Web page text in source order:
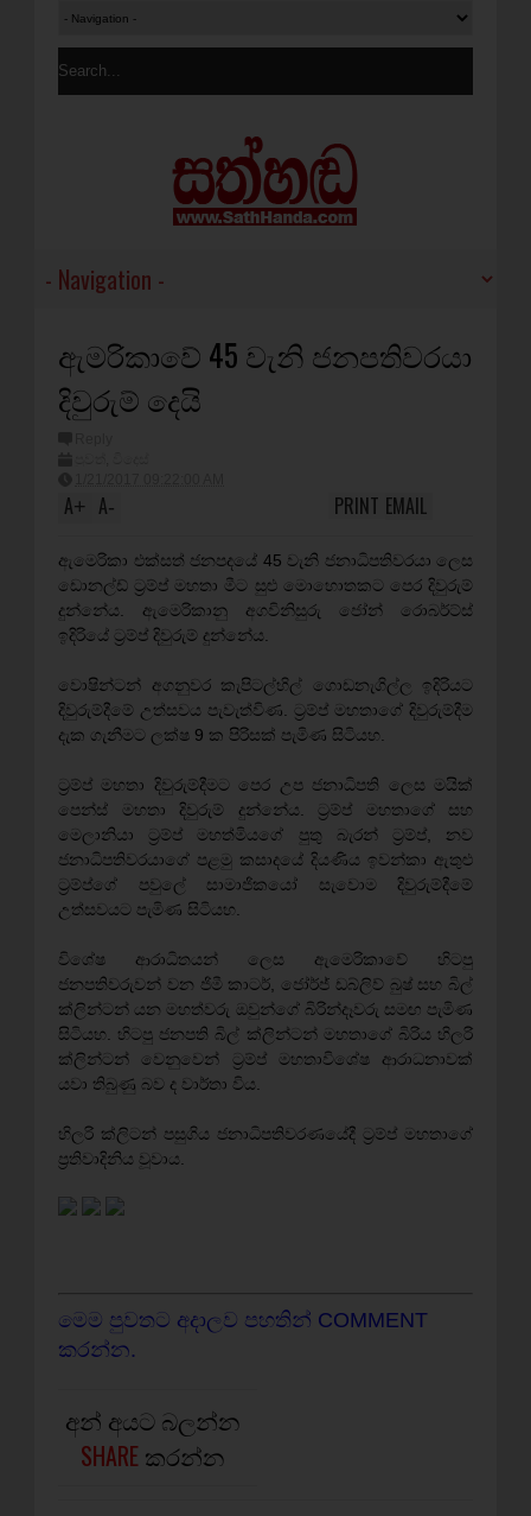
ඇමරිකාවේ 45 වැනි ජනපතිවරයා
දිවුරුම් දෙයි
A+ A- EMAIL
PRINT
ඇමෙරිකා එක්සත් ජනපදයේ 45 වැනි ජනාධිපතිවරයා ලෙස
ඩොනල්ඩ් ට්‍රම්ප් මහතා මීට සුළු මොහොතකට පෙර දිවුරුම්
දුන්නේය. ඇමෙරිකානු අගවිනිසුරු ජෝන් රොබර්ට්ස්
ඉදිරියේ ට්‍රම්ප් දිවුරුම් දුන්නේය.
වොෂින්ටන් අගනුවර කැපිටල්හිල් ගොඩනැගිල්ල ඉදිරියට
දිවුරුම්දීමේ උත්සවය පැවැත්විණ. ට්‍රම්ප් මහතාගේ දිවුරුම්දීම
දැක ගැනීමට ලක්ෂ 9 ක පිරිසක් පැමිණ සිටියහ.
ට්‍රම්ප් මහතා දිවුරුම්දීමට පෙර උප ජනාධිපති ලෙස මයික්
පෙන්ස් මහතා දිවුරුම් දුන්නේය. ට්‍රම්ප් මහතාගේ සහ
මෙලානියා ට්‍රම්ප් මහත්මියගේ පුතු බැරන් ට්‍රම්ප්, නව
ජනාධිපතිවරයාගේ පළමු කසාදයේ දියණිය ඉවන්කා ඇතුළු
ට්‍රම්ප්ගේ පවුලේ සාමාජිකයෝ සැවොම දිවුරුම්දීමේ
උත්සවයට පැමිණ සිටියහ.
විශේෂ ආරාධිතයන් ලෙස ඇමෙරිකාවේ හිටපු
ජනපතිවරුවන් වන ජිමී කාටර්, ජෝර්ජ් ඩබ්ලිව් බුෂ් සහ බිල්
ක්ලින්ටන් යන මහත්වරු ඔවුන්ගේ බිරින්දෑවරු සමඟ පැමිණ
සිටියහ. හිටපු ජනපති බිල් ක්ලින්ටන් මහතාගේ බිරිය හිලරි
ක්ලින්ටන් වෙනුවෙන් ට්‍රම්ප් මහතාවිශේෂ ආරාධනාවක්
යවා තිබුණු බව ද වාර්තා විය.
හිලරි ක්ලිටන් පසුගිය ජනාධිපතිවරණයේදී ට්‍රම්ප් මහතාගේ
ප්‍රතිවාදිනිය වූවාය.
මෙම පුවතට අදාලව පහතින් COMMENT
කරන්න.
අන් අයට බලන්න
SHARE කරන්න